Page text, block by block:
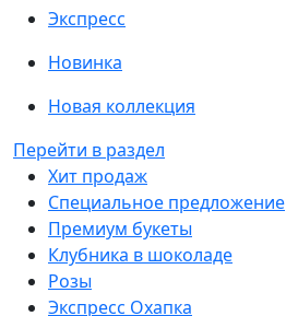
Экспресс
Новинка
Новая коллекция
Перейти в раздел
Хит продаж
Специальное предложение
Премиум букеты
Клубника в шоколаде
Розы
Экспресс Охапка